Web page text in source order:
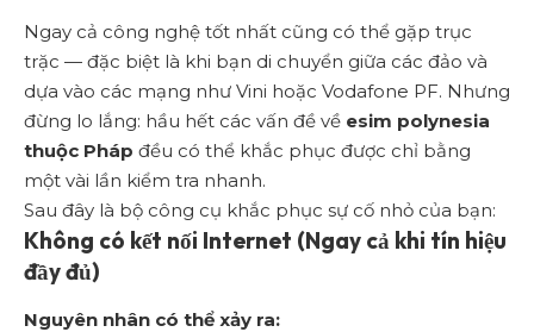
Ngay cả công nghệ tốt nhất cũng có thể gặp trục
trặc — đặc biệt là khi bạn di chuyển giữa các đảo và
dựa vào các mạng như Vini hoặc Vodafone PF. Nhưng
đừng lo lắng: hầu hết các vấn đề về esim polynesia
thuộc Pháp đều có thể khắc phục được chỉ bằng
một vài lần kiểm tra nhanh.
Sau đây là bộ công cụ khắc phục sự cố nhỏ của bạn:
Không có kết nối Internet (Ngay cả khi tín hiệu
đầy đủ)
Nguyên nhân có thể xảy ra: